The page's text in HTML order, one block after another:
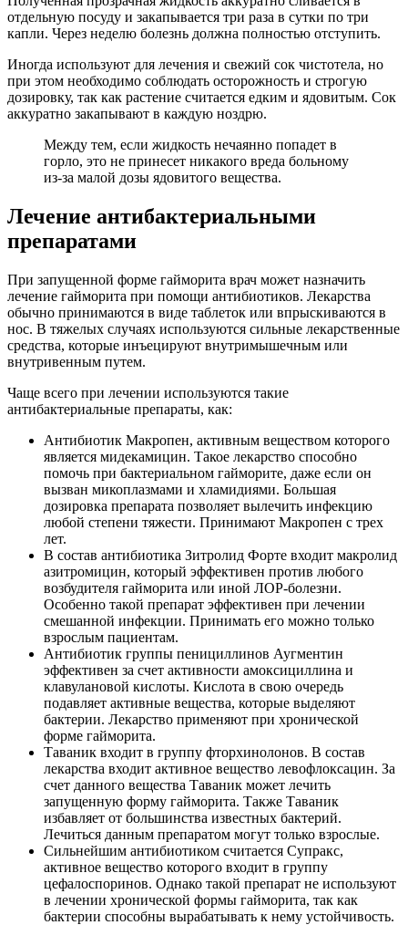
отдельную посуду и закапывается три раза в сутки по три
капли. Через неделю болезнь должна полностью отступить.
Иногда используют для лечения и свежий сок чистотела, но
при этом необходимо соблюдать осторожность и строгую
дозировку, так как растение считается едким и ядовитым. Сок
аккуратно закапывают в каждую ноздрю.
Между тем, если жидкость нечаянно попадет в
горло, это не принесет никакого вреда больному
из-за малой дозы ядовитого вещества.
Лечение антибактериальными
препаратами
При запущенной форме гайморита врач может назначить
лечение гайморита при помощи антибиотиков. Лекарства
обычно принимаются в виде таблеток или впрыскиваются в
нос. В тяжелых случаях используются сильные лекарственные
средства, которые инъецируют внутримышечным или
внутривенным путем.
Чаще всего при лечении используются такие
антибактериальные препараты, как:
Антибиотик Макропен, активным веществом которого
является мидекамицин. Такое лекарство способно
помочь при бактериальном гайморите, даже если он
вызван микоплазмами и хламидиями. Большая
дозировка препарата позволяет вылечить инфекцию
любой степени тяжести. Принимают Макропен с трех
лет.
В состав антибиотика Зитролид Форте входит макролид
азитромицин, который эффективен против любого
возбудителя гайморита или иной ЛОР-болезни.
Особенно такой препарат эффективен при лечении
смешанной инфекции. Принимать его можно только
взрослым пациентам.
Антибиотик группы пенициллинов Аугментин
эффективен за счет активности амоксициллина и
клавулановой кислоты. Кислота в свою очередь
подавляет активные вещества, которые выделяют
бактерии. Лекарство применяют при хронической
форме гайморита.
Таваник входит в группу фторхинолонов. В состав
лекарства входит активное вещество левофлоксацин. За
счет данного вещества Таваник может лечить
запущенную форму гайморита. Также Таваник
избавляет от большинства известных бактерий.
Лечиться данным препаратом могут только взрослые.
Сильнейшим антибиотиком считается Супракс,
активное вещество которого входит в группу
цефалоспоринов. Однако такой препарат не используют
в лечении хронической формы гайморита, так как
бактерии способны вырабатывать к нему устойчивость.